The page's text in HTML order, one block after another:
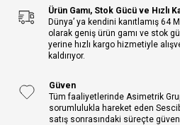
Ürün Gamı, Stok Gücü ve Hızlı
Dünya’ ya kendini kanıtlamış 64
olarak geniş ürün gamı ve stok
yerine hızlı kargo hizmetiyle
kaldırıyor.
Güven
Tüm faaliyetlerinde Asimetrik
sorumlulukla hareket eden
satış sonrasındaki süreçte